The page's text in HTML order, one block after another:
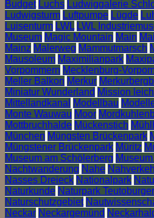
Budget Luchs Ludwiggalerie
Ludwigsturm Luftpumpe Lügde
Luisenturm LWL LWL
Museum Magic Mountain Main
Mainz Malerweg Mammutmarsch
Mausoleum Maximilianpark
Vorpommern Mecklenburg-
Meller Balkon Merkur
Miniatur Wunderland Mission
Mittellandkanal
Modellbau
Monte Wauwau Moor
Mottbruchhalde Mückenstich
München Müngsten Brückenpark
Müngstener Brückenpark Müritz
Museum am Schölerberg
Nachtwanderung Nahe
Nasses Dreieck Nationalpark
Naturkunde Naturpark
Naturschutzgebiet
Neckar Neckargemünd